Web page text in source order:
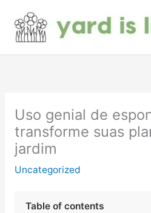
content
Uso genial de
transforme suas
jardim
Uncategorized
Table of contents